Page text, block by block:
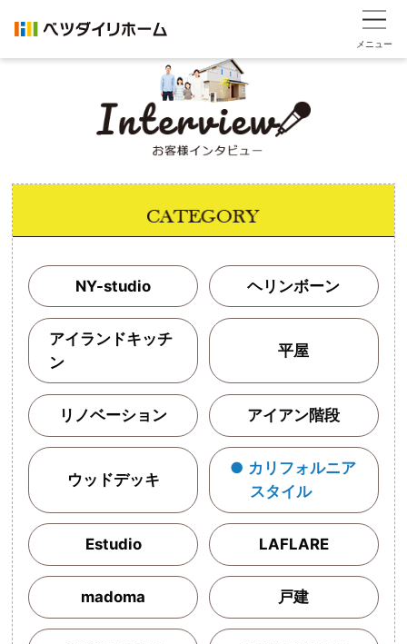
メニュー
NY-studio ヘリンボーン
アイランドキッチ
ン
平屋
リノベーション アイアン階段
ウッドデッキ
カリフォルニア
スタイル
Estudio LAFLARE
madoma 戸建